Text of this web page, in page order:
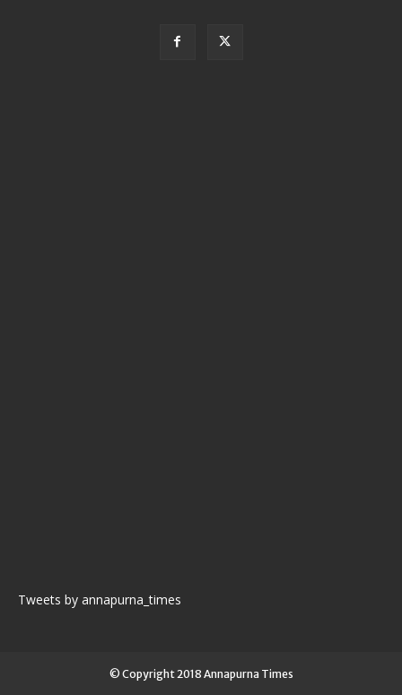
Tweets by annapurna_times
© Copyright 2018 Annapurna Times